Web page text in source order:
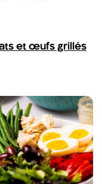
et œufs grillés